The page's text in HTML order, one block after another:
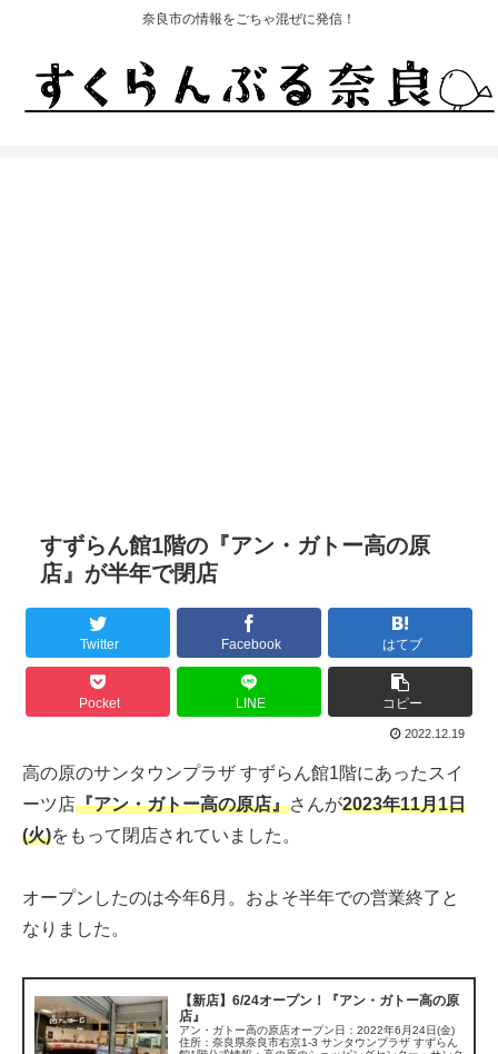
奈良市の情報をごちゃ混ぜに発信！
すずらん館1階の『アン・ガトー高の原
店』が半年で閉店
Twitter Facebook はてブ
Pocket LINE コピー
2022.12.19
高の原のサンタウンプラザ すずらん館1階にあったスイ
ーツ店『アン・ガトー高の原店』さんが2023年11月1日
(火)をもって閉店されていました。
オープンしたのは今年6月。およそ半年での営業終了と
なりました。
【新店】6/24オープン！『アン・ガトー高の原
店』
アン・ガトー高の原店オープン日：2022年6月24日(金)
住所：奈良県奈良市右京1-3 サンタウンプラザ すずらん